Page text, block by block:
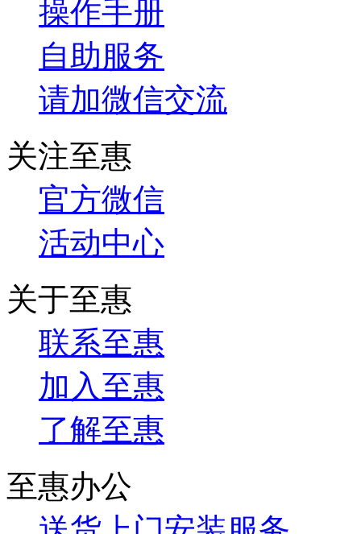
操作手册
自助服务
请加微信交流
关注至惠
官方微信
活动中心
关于至惠
联系至惠
加入至惠
了解至惠
至惠办公